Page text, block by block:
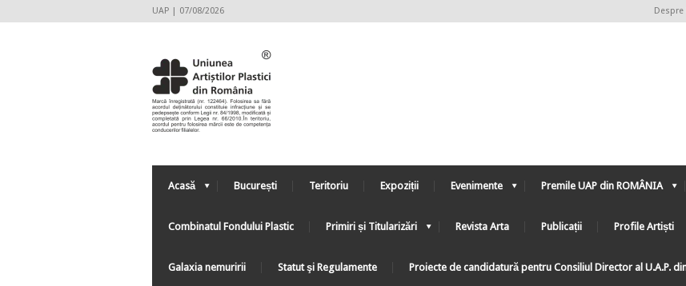
UAP | 07/08/2026 Despre
Acasă București Teritoriu Expoziții Evenimente Premile UAP din ROMÂNIA
Combinatul Fondului Plastic Primiri și Titularizări Revista Arta Publicații Profile Artiști
Galaxia nemuririi Statut şi Regulamente Proiecte de candidatură pentru Consiliul Director al U.A.P.